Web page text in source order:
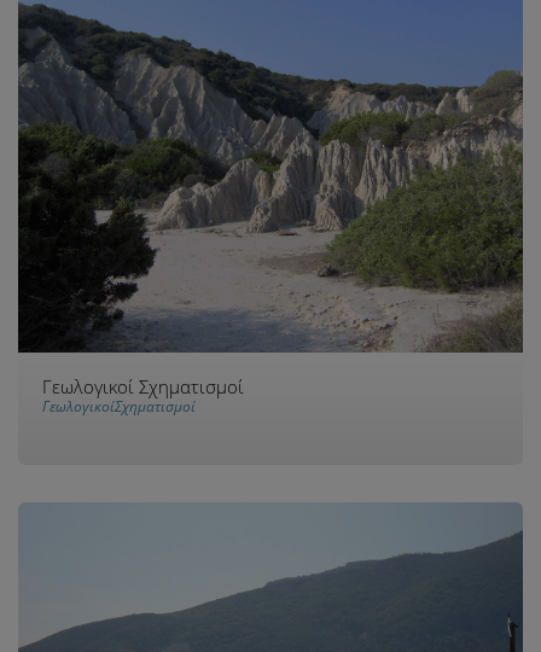
Γεωλογικοί Σχηματισμοί
ΓεωλογικοίΣχηματισμοί